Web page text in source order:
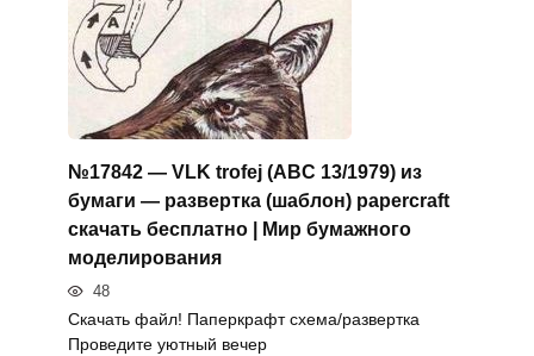
№17842 — VLK trofej (ABC 13/1979) из
бумаги — развертка (шаблон) papercraft
скачать бесплатно | Мир бумажного
моделирования
48
Скачать файл! Паперкрафт схема/развертка
Проведите уютный вечер